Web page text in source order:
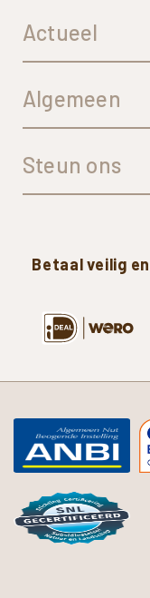
Actueel
Algemeen
Steun ons
Betaal veilig en